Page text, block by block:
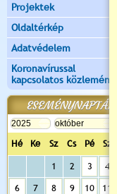
Projektek
Oldaltérkép
Adatvédelem
Koronavírussal
kapcsolatos
ESEMÉNYNAPTÁR
Hé Ke Sz Cs Pé Sz
1 2 3 4
6 7 8 9 10 11